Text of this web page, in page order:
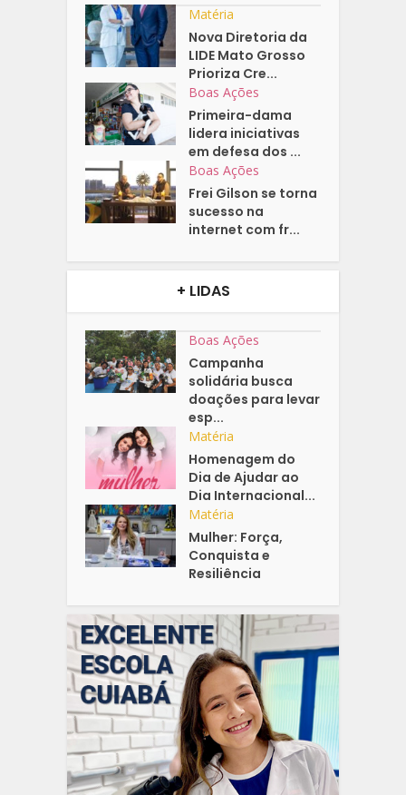
Matéria
Nova Diretoria da
LIDE Mato Grosso
Prioriza Cre...
Boas Ações
Primeira-dama
lidera iniciativas
em defesa dos ...
Boas Ações
Frei Gilson se torna
sucesso na
internet com fr...
+ LIDAS
Boas Ações
Campanha
solidária busca
doações para levar
esp...
Matéria
Homenagem do
Dia de Ajudar ao
Dia Internacional...
Matéria
Mulher: Força,
Conquista e
Resiliência